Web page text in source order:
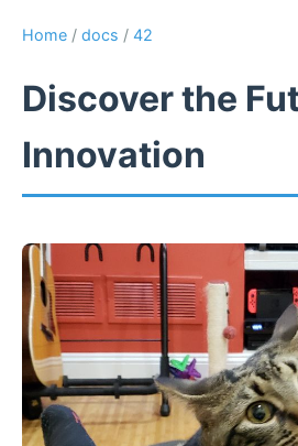
Home / docs / 42
Discover the
Innovation